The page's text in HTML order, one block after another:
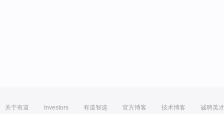
关于有道 Investors 有道智选 官方博客 技术博客 诚聘英才